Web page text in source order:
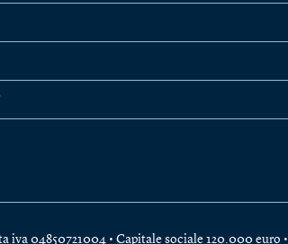
04850721004 • Capitale sociale 120.000 euro •